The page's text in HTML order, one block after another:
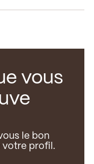
vous
le bon
votre profil.